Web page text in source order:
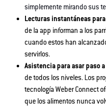
simplemente mirando sus
Lecturas instantáneas
de la app informan a los
cuando estos han
servirlos.
Asistencia para asar paso
de todos los niveles. Los
tecnología Weber Connect
que los alimentos nunca